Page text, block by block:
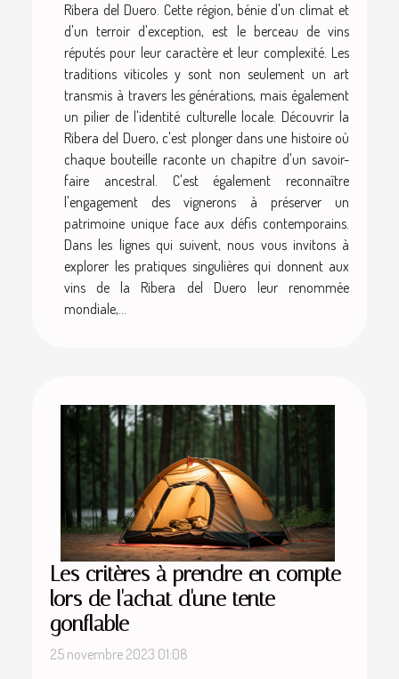
Ribera del Duero. Cette région, bénie d'un climat et
d'un terroir d'exception, est le berceau de vins
réputés pour leur caractère et leur complexité. Les
traditions viticoles y sont non seulement un art
transmis à travers les générations, mais également
un pilier de l'identité culturelle locale. Découvrir la
Ribera del Duero, c'est plonger dans une histoire où
chaque bouteille raconte un chapitre d'un savoir-
faire ancestral. C'est également reconnaître
l'engagement des vignerons à préserver un
patrimoine unique face aux défis contemporains.
Dans les lignes qui suivent, nous vous invitons à
explorer les pratiques singulières qui donnent aux
vins de la Ribera del Duero leur renommée
mondiale,...
Les critères à prendre en compte
lors de l'achat d'une tente
gonflable
25 novembre 2023 01:08